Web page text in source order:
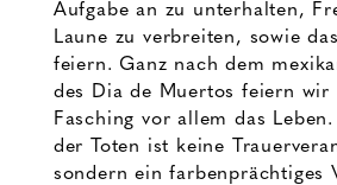
Aufgabe an zu unterhalten,
Laune zu verbreiten, sowie
feiern. Ganz nach dem
des Dia de Muertos feiern wir
Fasching vor allem das
der Toten ist keine
sondern ein farbenprächtiges